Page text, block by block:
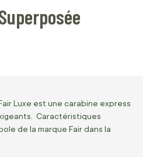
Luxe est une carabine express
Caractéristiques
de la marque Fair dans la